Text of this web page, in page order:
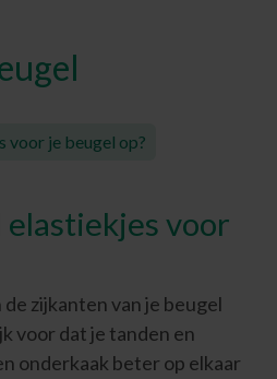
voor je beugel op?
elastiekjes voor
zijkanten van je beugel
voor dat je tanden en
onderkaak beter op elkaar